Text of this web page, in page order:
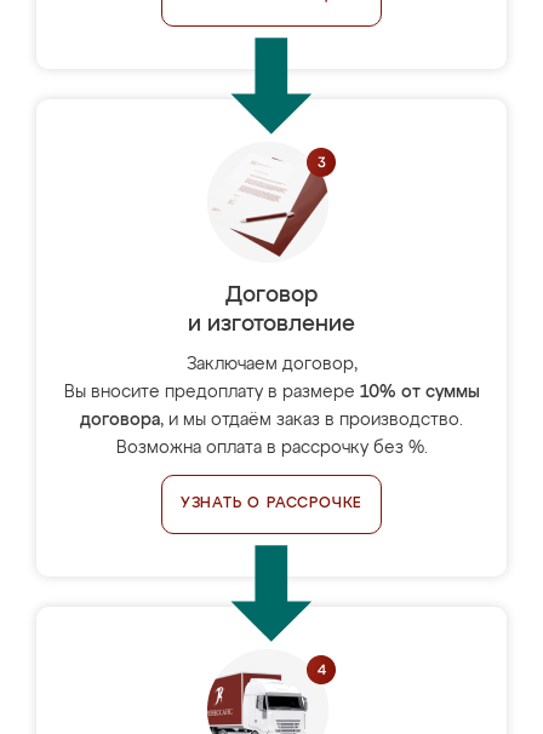
Договор
и изготовление
Заключаем договор,
Вы вносите предоплату в размере 10% от суммы
договора, и мы отдаём заказ в производство.
Возможна оплата в рассрочку без %.
УЗНАТЬ О РАССРОЧКЕ